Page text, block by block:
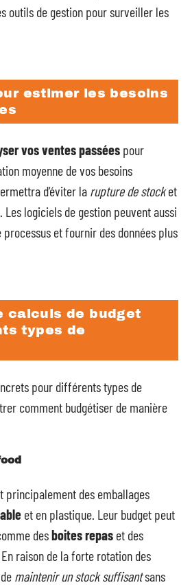
outils de gestion pour surveiller les
estimer les besoins
vos ventes passées pour
moyenne de vos besoins
d’éviter la rupture de stocket
Les logiciels de gestion peuvent aussi
et fournir des données plus
calculs de budget
types de
pour différents types de
comment budgétiser de manière
principalement des emballages
et en plastique. Leur budget peut
desboites repas et des
raison de la forte rotation des
maintenir un stock suffisantsans